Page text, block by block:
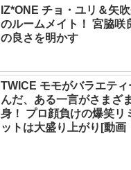
IZ*ONE チョ・ユリ＆矢
のルームメイト！ 宮脇咲
の良さを明かす
TWICE モモがバラエティ
んだ、ある一言がさまざ
身！ プロ顔負けの爆笑リ
ットは大盛り上がり[動画